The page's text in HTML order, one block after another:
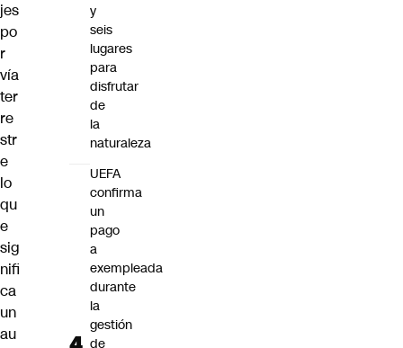
jes
po
r
vía
ter
re
str
e
lo
qu
e
sig
nifi
ca
un
au
y
seis
lugares
para
disfrutar
de
la
naturaleza
UEFA
confirma
un
pago
a
exempleada
durante
la
gestión
de